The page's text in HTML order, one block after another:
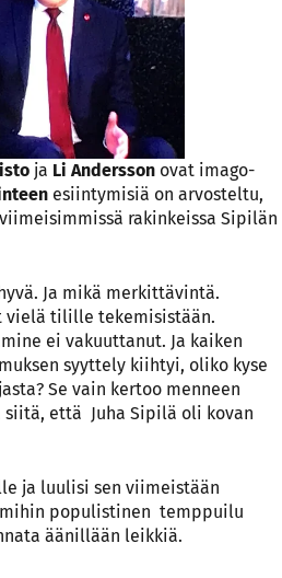
ja Li Andersson ovat imago-
esiintymisiä on arvosteltu,
rakinkeissa Sipilän
Ja mikä merkittävintä.
tilille tekemisistään.
ei vakuuttanut. Ja kaiken
syyttely kiihtyi, oliko kyse
Se vain kertoo menneen
että Juha Sipilä oli kovan
ja luulisi sen viimeistään
populistinen temppuilu
äänillään leikkiä.